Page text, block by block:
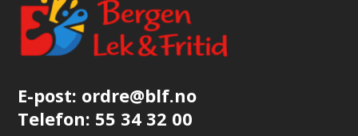
E-post: ordre@blf.no
Telefon: 55 34 32 00